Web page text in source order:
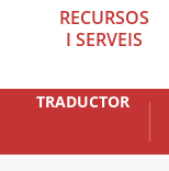
RECURSOS
I SERVEIS
TRADUCTOR